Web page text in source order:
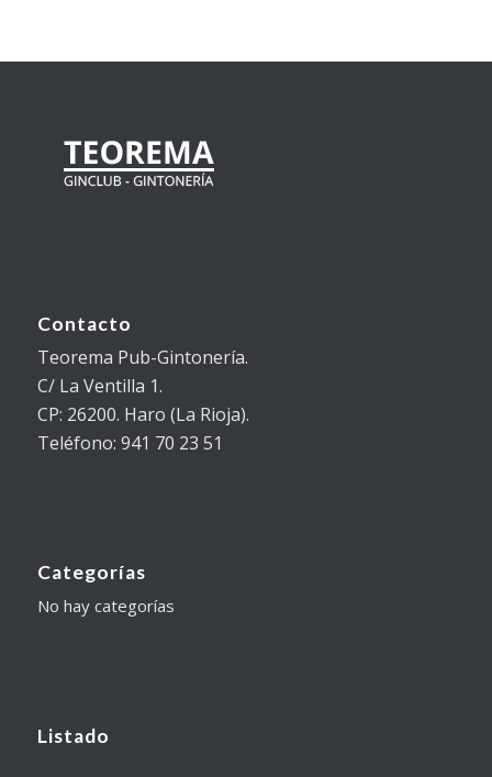
Contacto
Teorema Pub-Gintonería.
C/ La Ventilla 1.
CP: 26200. Haro (La Rioja).
Teléfono: 941 70 23 51
Categorías
No hay categorías
Listado